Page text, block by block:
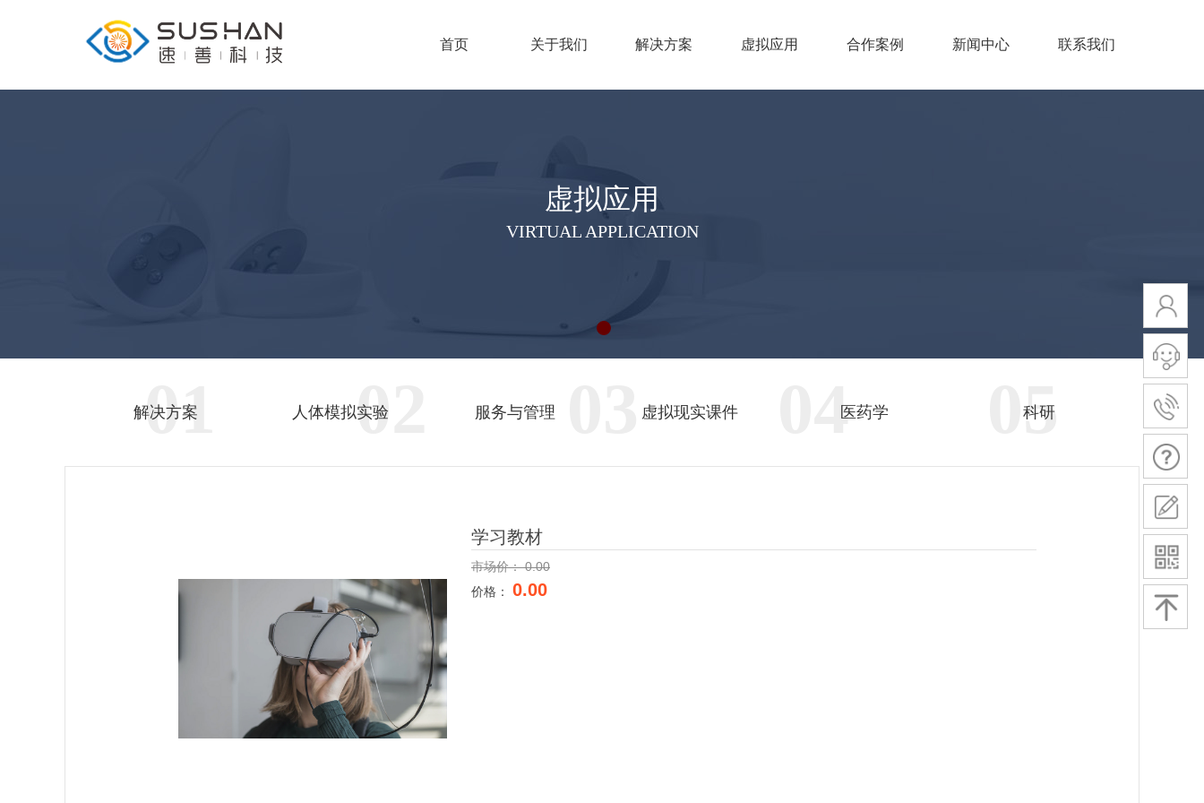
首页 关于我们 解决方案 虚拟应用 合作案例 新闻中心 联系我们
虚拟应用
VIRTUAL APPLICATION
05
01 02
解决方案 人体模拟实验 服务与管理 虚拟现实课件 医药学 科研
04
学习教材
市场价：0.00
价格： 0.00